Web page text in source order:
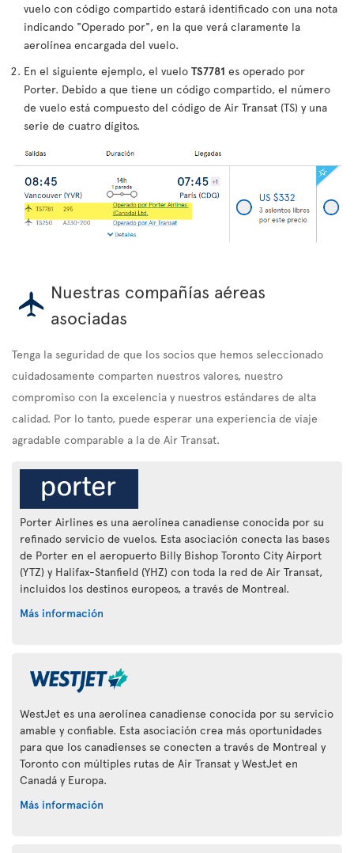
vuelo con código compartido estará identificado con una nota
indicando "Operado por", en la que verá claramente la
aerolínea encargada del vuelo.
En el siguiente ejemplo, el vuelo TS7781 es operado por
Porter. Debido a que tiene un código compartido, el número
de vuelo está compuesto del código de Air Transat (TS) y una
serie de cuatro dígitos.
Nuestras compañías aéreas
asociadas
Tenga la seguridad de que los socios que hemos seleccionado
cuidadosamente comparten nuestros valores, nuestro
compromiso con la excelencia y nuestros estándares de alta
calidad. Por lo tanto, puede esperar una experiencia de viaje
agradable comparable a la de Air Transat.
Porter Airlines es una aerolínea canadiense conocida por su
refinado servicio de vuelos. Esta asociación conecta las bases
de Porter en el aeropuerto Billy Bishop Toronto City Airport
(YTZ) y Halifax-Stanfield (YHZ) con toda la red de Air Transat,
incluidos los destinos europeos, a través de Montreal.
Más información
WestJet es una aerolínea canadiense conocida por su servicio
amable y confiable. Esta asociación crea más oportunidades
para que los canadienses se conecten a través de Montreal y
Toronto con múltiples rutas de Air Transat y WestJet en
Canadá y Europa.
Más información